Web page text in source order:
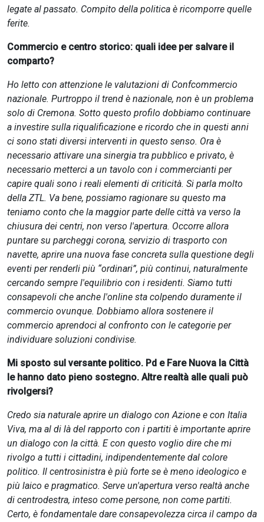
legate al passato. Compito della politica è ricomporre quelle
ferite.
Commercio e centro storico: quali idee per salvare il
comparto?
Ho letto con attenzione le valutazioni di Confcommercio
nazionale. Purtroppo il trend è nazionale, non è un problema
solo di Cremona. Sotto questo profilo dobbiamo continuare
a investire sulla riqualificazione e ricordo che in questi anni
ci sono stati diversi interventi in questo senso. Ora è
necessario attivare una sinergia tra pubblico e privato, è
necessario metterci a un tavolo con i commercianti per
capire quali sono i reali elementi di criticità. Si parla molto
della ZTL. Va bene, possiamo ragionare su questo ma
teniamo conto che la maggior parte delle città va verso la
chiusura dei centri, non verso l'apertura. Occorre allora
puntare su parcheggi corona, servizio di trasporto con
navette, aprire una nuova fase concreta sulla questione degli
eventi per renderli più “ordinari”, più continui, naturalmente
cercando sempre l'equilibrio con i residenti. Siamo tutti
consapevoli che anche l'online sta colpendo duramente il
commercio ovunque. Dobbiamo allora sostenere il
commercio aprendoci al confronto con le categorie per
individuare soluzioni condivise.
Mi sposto sul versante politico. Pd e Fare Nuova la Città
le hanno dato pieno sostegno. Altre realtà alle quali può
rivolgersi?
Credo sia naturale aprire un dialogo con Azione e con Italia
Viva, ma al di là del rapporto con i partiti è importante aprire
un dialogo con la città. E con questo voglio dire che mi
rivolgo a tutti i cittadini, indipendentemente dal colore
politico. Il centrosinistra è più forte se è meno ideologico e
più laico e pragmatico. Serve un'apertura verso realtà anche
di centrodestra, inteso come persone, non come partiti.
Certo, è fondamentale dare consapevolezza circa il campo da